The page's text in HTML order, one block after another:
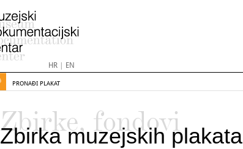
HR| EN
PRONAĐI PLAKAT
Zbirke, fondovi
Zbirka muzejskih plakata